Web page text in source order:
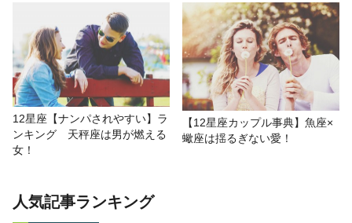
12星座【ナンパされやすい】ラ
ンキング 天秤座は男が燃える
女！
【12星座カップル事典】魚座×
蠍座は揺るぎない愛！
人気記事ランキング